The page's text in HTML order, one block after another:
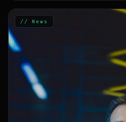
// News